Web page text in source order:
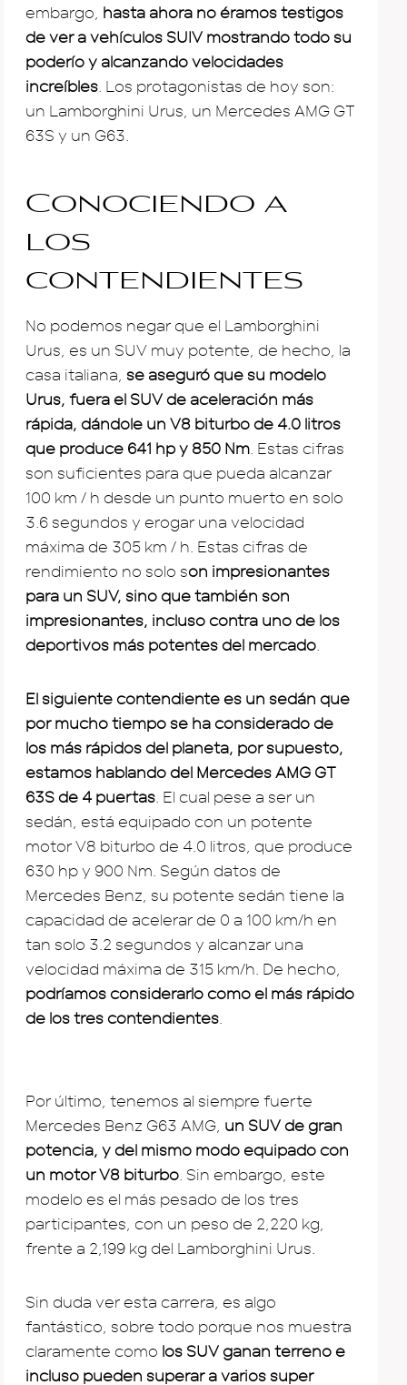
embargo, hasta ahora no éramos testigos
de ver a vehículos SUIV mostrando todo su
poderío y alcanzando velocidades
increíbles . Los protagonistas de hoy son:
un Lamborghini Urus, un Mercedes AMG GT
63S y un G63.
Conociendo a
los
contendientes
No podemos negar que el Lamborghini
Urus, es un SUV muy potente, de hecho, la
casa italiana, se aseguró que su modelo
Urus, fuera el SUV de aceleración más
rápida, dándole un V8 biturbo de 4.0 litros
que produce 641 hp y 850 Nm . Estas cifras
son suficientes para que pueda alcanzar
100 km / h desde un punto muerto en solo
3.6 segundos y erogar una velocidad
máxima de 305 km / h. Estas cifras de
rendimiento no solo son impresionantes
para un SUV, sino que también son
impresionantes, incluso contra uno de los
deportivos más potentes del mercado
El siguiente contendiente es un sedán que
por mucho tiempo se ha considerado de
los más rápidos del planeta, por supuesto,
estamos hablando del Mercedes AMG GT
63S de 4 puertas . El cual pese a ser un
sedán, está equipado con un potente
motor V8 biturbo de 4.0 litros, que produce
630 hp y 900 Nm. Según datos de
Mercedes Benz, su potente sedán tiene la
capacidad de acelerar de 0 a 100 km/h en
tan solo 3.2 segundos y alcanzar una
velocidad máxima de 315 km/h. De hecho,
podríamos considerarlo como el más rápido
de los tres contendientes
Por último, tenemos al siempre fuerte
Mercedes Benz G63 AMG, un SUV de gran
potencia, y del mismo modo equipado con
un motor V8 biturbo . Sin embargo, este
modelo es el más pesado de los tres
participantes, con un peso de 2,220 kg,
frente a 2,199 kg del Lamborghini Urus.
Sin duda ver esta carrera, es algo
fantástico, sobre todo porque nos muestra
claramente como los SUV ganan terreno e
incluso pueden superar a varios super